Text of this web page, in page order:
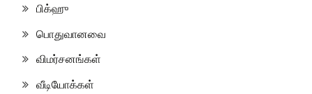
பிக்ஹு
பொதுவானவை
விமர்சனங்கள்
வீடியோக்கள்